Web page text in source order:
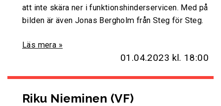
att inte skära ner i funktionshinderservicen. Med på
bilden är även Jonas Bergholm från Steg för Steg.
Läs mera »
01.04.2023 kl. 18:00
Riku Nieminen (VF)